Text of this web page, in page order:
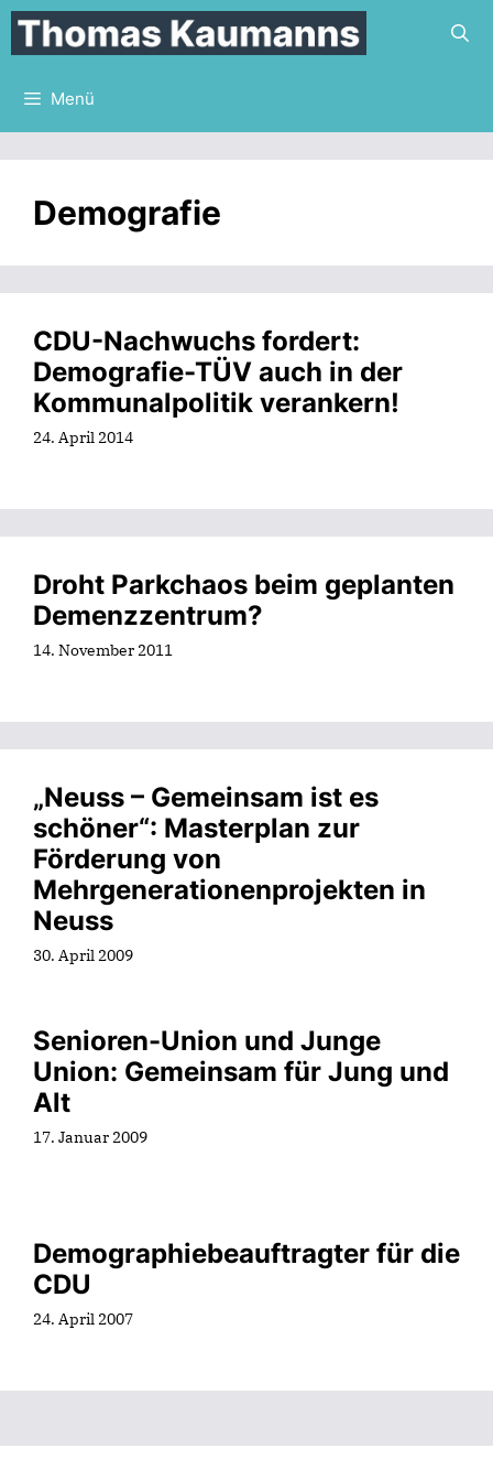
Zum
Inhalt
springen
Menü
Demografie
CDU-Nachwuchs fordert:
Demografie-TÜV auch in der
Kommunalpolitik verankern!
24. April 2014
Droht Parkchaos beim geplanten
Demenzzentrum?
14. November 2011
„Neuss – Gemeinsam ist es
schöner“: Masterplan zur
Förderung von
Mehrgenerationenprojekten in
Neuss
30. April 2009
Senioren-Union und Junge
Union: Gemeinsam für Jung und
Alt
17. Januar 2009
Demographiebeauftragter für die
CDU
24. April 2007